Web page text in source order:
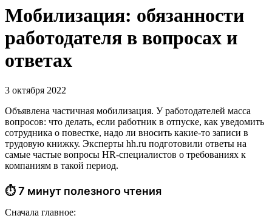
Мобилизация: обязанности
работодателя в вопросах и
ответах
3 октября 2022
Объявлена частичная мобилизация. У работодателей масса
вопросов: что делать, если работник в отпуске, как уведомить
сотрудника о повестке, надо ли вносить какие-то записи в
трудовую книжку. Эксперты hh.ru подготовили ответы на
самые частые вопросы HR-специалистов о требованиях к
компаниям в такой период.
⏱ 7 минут полезного чтения
Сначала главное: